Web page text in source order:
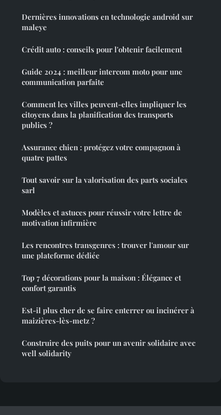
Dernières innovations en technologie android sur
maleye
Crédit auto : conseils pour l'obtenir facilement
Guide 2024 : meilleur intercom moto pour une
communication parfaite
Comment les villes peuvent-elles impliquer les
citoyens dans la planification des transports
publics ?
Assurance chien : protégez votre compagnon à
quatre pattes
Tout savoir sur la valorisation des parts sociales
sarl
Modèles et astuces pour réussir votre lettre de
motivation infirmière
Les rencontres transgenres : trouver l'amour sur
une plateforme dédiée
Top 7 décorations pour la maison : Élégance et
confort garantis
Est-il plus cher de se faire enterrer ou incinérer à
maizières-lès-metz ?
Construire des puits pour un avenir solidaire avec
well solidarity